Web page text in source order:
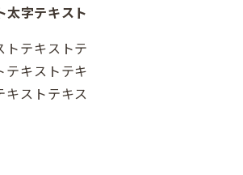
太字テキスト
テキストテ
キストテキ
ストテキス